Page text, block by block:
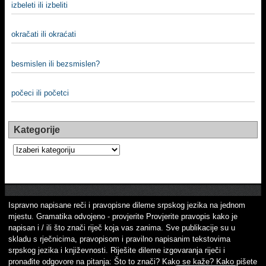
izbeleti ili izbeliti
okračati ili okraćati
besmislen ili bezsmislen?
počeci ili početci
Kategorije
Kategorije
Ispravno napisane reči i pravopisne dileme srpskog jezika na jednom
mjestu. Gramatika odvojeno - provjerite Provjerite pravopis kako je
napisan i / ili što znači riječ koja vas zanima. Sve publikacije su u
skladu s rječnicima, pravopisom i pravilno napisanim tekstovima
srpskog jezika i književnosti. Riješite dileme izgovaranja riječi i
pronađite odgovore na pitanja: Što to znači? Kako se kaže? Kako pišete